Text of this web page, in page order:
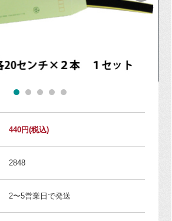
440円(税込)
2848
2〜5営業日で発送